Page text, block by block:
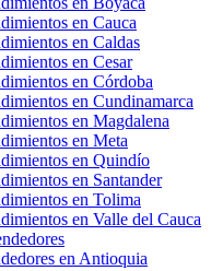
en Cauca
en Caldas
en Cesar
en Córdoba
en Cundinamarca
en Magdalena
en Meta
en Quindío
en Santander
en Tolima
en Valle del Cauca
en Antioquia